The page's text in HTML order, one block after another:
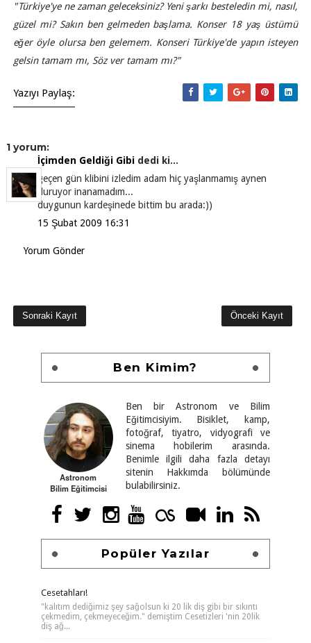
"Türkiye'ye ne zaman geleceksiniz? Yeni şarkı besteledin mi, nasıl,
güzel mi? Sakın ben gelmeden başlama. Konser 18 yaş üstümü
eğer öyle olursa ben gelemem. Konseri Türkiye'de yapın isteyen
gelsin tamam mı, Söz ver tamam mı?"
Yazıyı Paylaş:
1 yorum:
İçimden Geldiği Gibidedi ki...
geçen gün klibini izledim adam hiç yaşlanmamış aynen
duruyor inanamadım...
duygunun kardeşinede bittim bu arada:))
15 Şubat 2009 16:31
Yorum Gönder
Sonraki Kayıt Önceki Kayıt
Ben Kimim?
Astronom
Bilim Eğitimcisi
Ben bir Astronom ve Bilim
Eğitimcisiyim. Bisiklet, kamp,
fotoğraf, tiyatro, vidyografi ve
sinema hobilerim arasında.
Benimle ilgili daha fazla detayı
sitenin Hakkımda bölümünde
bulabilirsiniz.
Popüler Yazılar
Cesetahları!
"kalıtım dediğimiz şey sağolsun ki 20 lik diş gibi bir sıkıntı
çekmedim, çekmeyeceğim." demiştim Cesetizleri 'nin 20lik
diş ağ...